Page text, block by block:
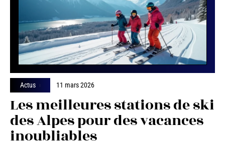
Actus 11 mars 2026
Les meilleures stations de ski
des Alpes pour des vacances
inoubliables